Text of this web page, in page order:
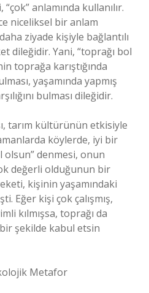
anlamında kullanılır.
niceliksel bir anlam
ziyade kişiyle bağlantılı
dileğidir. Yani, “toprağı bol
toprağa karıştığında
yaşamında yapmış
bulması dileğidir.
tarım kültürünün etkisiyle
köylerde, iyi bir
olsun” denmesi, onun
değerli olduğunun bir
kişinin yaşamındaki
Eğer kişi çok çalışmış,
kılmışsa, toprağı da
şekilde kabul etsin
Metafor